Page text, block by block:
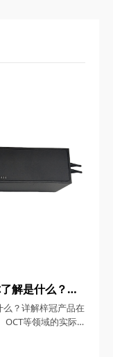
解是什么？详
、航天与雷达
？详解梓冠产品在
OCT等领域的实际
光通信与探测技术
成为了众多高科技